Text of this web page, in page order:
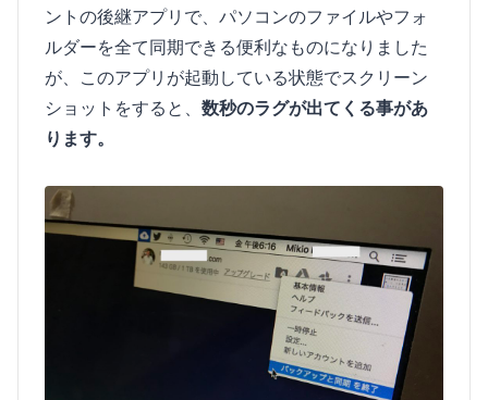
ントの後継アプリで、パソコンのファイルやフォ
ルダーを全て同期できる便利なものになりました
が、このアプリが起動している状態でスクリーン
ショットをすると、 数秒のラグが出てくる事があ
ります。